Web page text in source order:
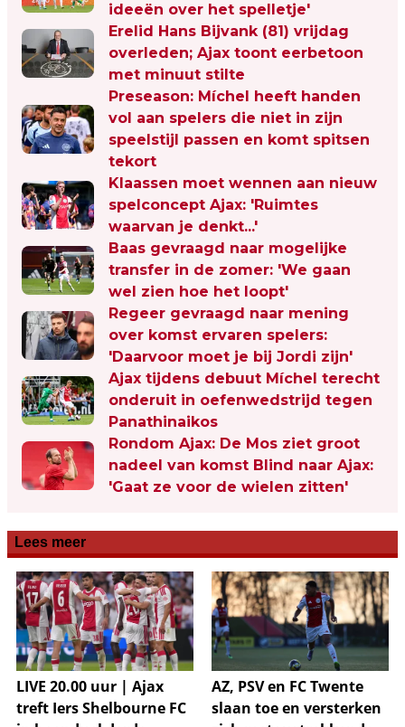
ideeën over het spelletje'
Erelid Hans Bijvank (81) vrijdag
overleden; Ajax toont eerbetoon
met minuut stilte
Preseason: Míchel heeft handen
vol aan spelers die niet in zijn
speelstijl passen en komt spitsen
tekort
Klaassen moet wennen aan nieuw
spelconcept Ajax: 'Ruimtes
waarvan je denkt...'
Baas gevraagd naar mogelijke
transfer in de zomer: 'We gaan
wel zien hoe het loopt'
Regeer gevraagd naar mening
over komst ervaren spelers:
'Daarvoor moet je bij Jordi zijn'
Ajax tijdens debuut Míchel terecht
onderuit in oefenwedstrijd tegen
Panathinaikos
Rondom Ajax: De Mos ziet groot
nadeel van komst Blind naar Ajax:
'Gaat ze voor de wielen zitten'